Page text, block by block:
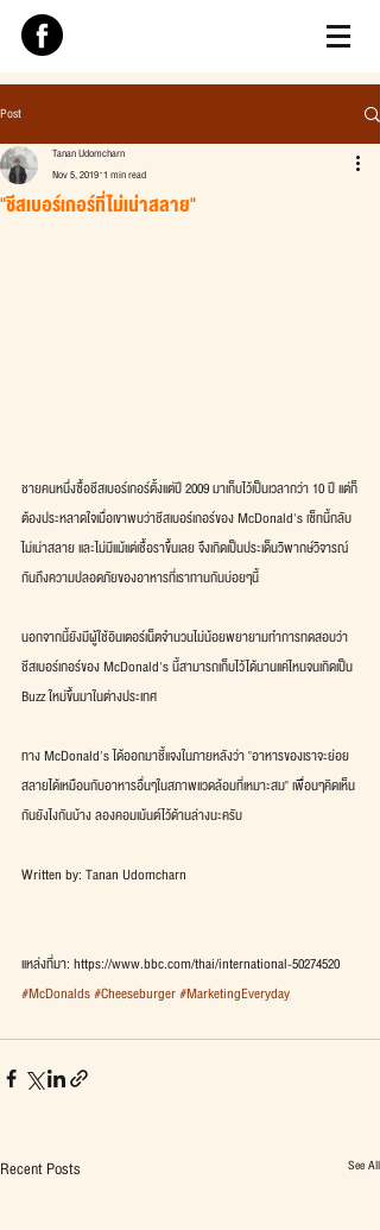
Post
"ชีสเบอร์เกอร์ที่ไม่เน่าสลาย"
Tanan Udomcharn
Nov 5, 2019 1 min read
ชายคนหนึ่งซื้อชีสเบอร์เกอร์ตั้งแต่ปี 2009 มาเก็บไว้เป็นเวลากว่า 10 ปี แต่ก็
ต้องประหลาดใจเมื่อเขาพบว่าชีสเบอร์เกอร์ของ McDonald's เซ็ทนี้กลับ
ไม่เน่าสลาย และไม่มีแม้แต่เชื้อราขึ้นเลย จึงเกิดเป็นประเด็นวิพากษ์วิจารณ์
กันถึงความปลอดภัยของอาหารที่เราทานกันบ่อยๆนี้
นอกจากนี้ยังมีผู้ใช้อินเตอร์เน็ตจำนวนไม่น้อยพยายามทำการทดสอบว่า
ชีสเบอร์เกอร์ของ McDonald's นี้สามารถเก็บไว้ได้นานแค่ไหนจนเกิดเป็น
Buzz ใหม่ขึ้นมาในต่างประเทศ
ทาง McDonald's ได้ออกมาชี้แจงในภายหลังว่า "อาหารของเราจะย่อย
สลายได้เหมือนกับอาหารอื่นๆในสภาพแวดล้อมที่เหมาะสม" เพื่อนๆคิดเห็น
กันยังไงกันบ้าง ลองคอมเม้นต์ไว้ด้านล่างนะครับ
Written by: Tanan Udomcharn
แหล่งที่มา: https://www.bbc.com/thai/international-50274520
#McDonalds#Cheeseburger#MarketingEveryday
Recent Posts See All